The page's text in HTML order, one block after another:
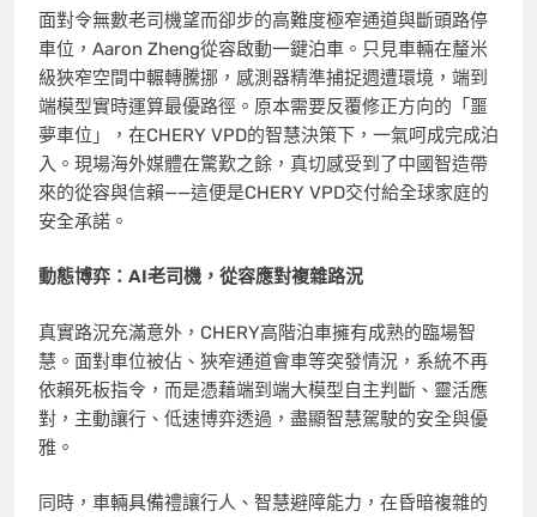
面對令無數老司機望而卻步的高難度極窄通道與斷頭路停
車位，Aaron Zheng從容啟動一鍵泊車。只見車輛在釐米
級狹窄空間中輾轉騰挪，感測器精準捕捉週遭環境，端到
端模型實時運算最優路徑。原本需要反覆修正方向的「噩
夢車位」，在CHERY VPD的智慧決策下，一氣呵成完成泊
入。現場海外媒體在驚歎之餘，真切感受到了中國智造帶
來的從容與信賴——這便是CHERY VPD交付給全球家庭的
安全承諾。
動態博弈：AI老司機，從容應對複雜路況
真實路況充滿意外，CHERY高階泊車擁有成熟的臨場智
慧。面對車位被佔、狹窄通道會車等突發情況，系統不再
依賴死板指令，而是憑藉端到端大模型自主判斷、靈活應
對，主動讓行、低速博弈透過，盡顯智慧駕駛的安全與優
雅。
同時，車輛具備禮讓行人、智慧避障能力，在昏暗複雜的